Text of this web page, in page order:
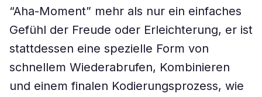
“Aha-Moment” mehr als nur ein einfaches
Gefühl der Freude oder Erleichterung, er ist
stattdessen eine spezielle Form von
schnellem Wiederabrufen, Kombinieren
und einem finalen Kodierungsprozess, wie